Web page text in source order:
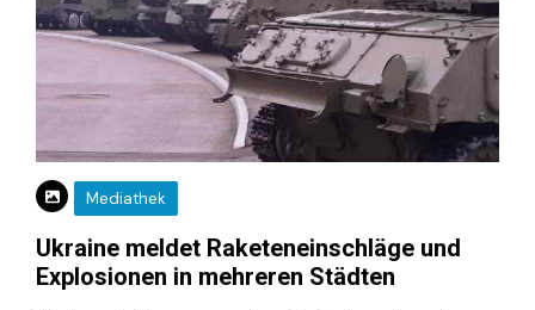
Mediathek
Ukraine meldet Raketeneinschläge und
Explosionen in mehreren Städten